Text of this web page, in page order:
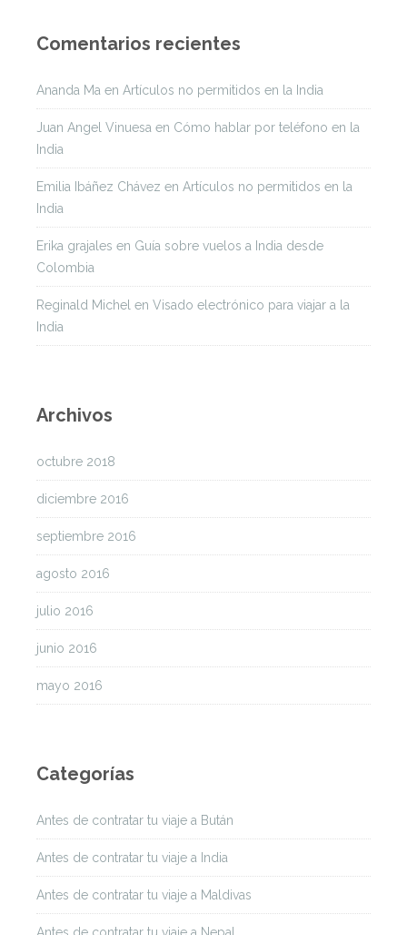
Comentarios recientes
Ananda Ma en Artículos no permitidos en la India
Juan Angel Vinuesa en Cómo hablar por teléfono en la
India
Emilia Ibáñez Chávez en Artículos no permitidos en la
India
Erika grajales en Guía sobre vuelos a India desde
Colombia
Reginald Michel en Visado electrónico para viajar a la
India
Archivos
octubre 2018
diciembre 2016
septiembre 2016
agosto 2016
julio 2016
junio 2016
mayo 2016
Categorías
Antes de contratar tu viaje a Bután
Antes de contratar tu viaje a India
Antes de contratar tu viaje a Maldivas